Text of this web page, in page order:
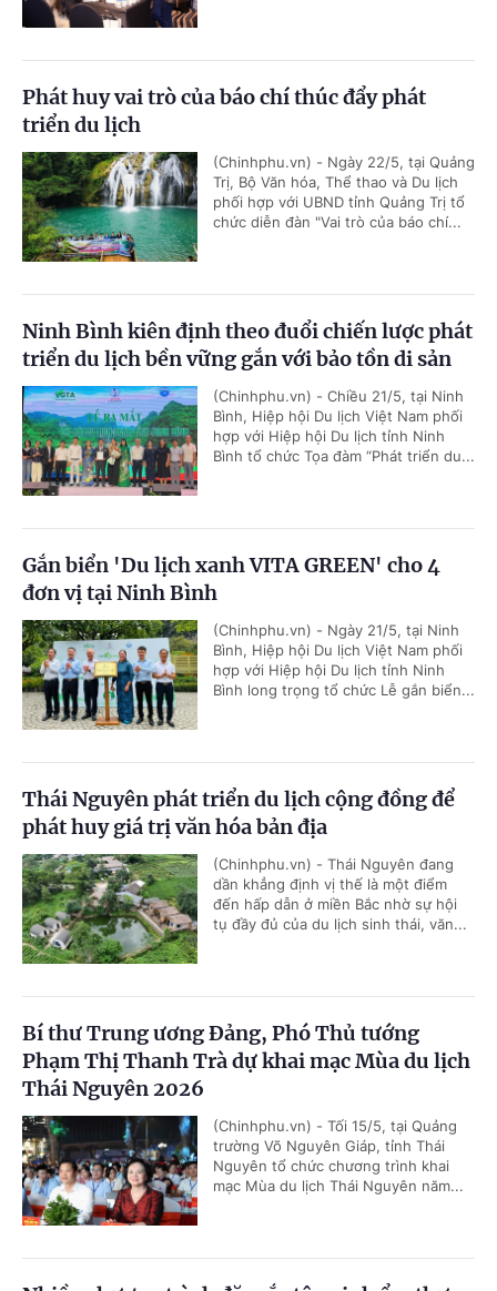
Phát huy vai trò của báo chí thúc đẩy phát
triển du lịch
(Chinhphu.vn) - Ngày 22/5, tại Quảng
Trị, Bộ Văn hóa, Thể thao và Du lịch
phối hợp với UBND tỉnh Quảng Trị tổ
chức diễn đàn "Vai trò của báo chí...
Ninh Bình kiên định theo đuổi chiến lược phát
triển du lịch bền vững gắn với bảo tồn di sản
(Chinhphu.vn) - Chiều 21/5, tại Ninh
Bình, Hiệp hội Du lịch Việt Nam phối
hợp với Hiệp hội Du lịch tỉnh Ninh
Bình tổ chức Tọa đàm “Phát triển du...
Gắn biển 'Du lịch xanh VITA GREEN' cho 4
đơn vị tại Ninh Bình
(Chinhphu.vn) - Ngày 21/5, tại Ninh
Bình, Hiệp hội Du lịch Việt Nam phối
hợp với Hiệp hội Du lịch tỉnh Ninh
Bình long trọng tổ chức Lễ gắn biển...
Thái Nguyên phát triển du lịch cộng đồng để
phát huy giá trị văn hóa bản địa
(Chinhphu.vn) - Thái Nguyên đang
dần khẳng định vị thế là một điểm
đến hấp dẫn ở miền Bắc nhờ sự hội
tụ đầy đủ của du lịch sinh thái, văn...
Bí thư Trung ương Đảng, Phó Thủ tướng
Phạm Thị Thanh Trà dự khai mạc Mùa du lịch
Thái Nguyên 2026
(Chinhphu.vn) - Tối 15/5, tại Quảng
trường Võ Nguyên Giáp, tỉnh Thái
Nguyên tổ chức chương trình khai
mạc Mùa du lịch Thái Nguyên năm...